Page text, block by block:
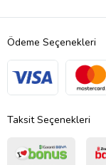
Ödeme Seçenekleri
Taksit Seçenekleri